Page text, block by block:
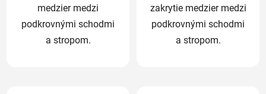
medzier medzi
podkrovnými schodmi
a stropom.
zakrytie medzier medzi
podkrovnými schodmi
a stropom.